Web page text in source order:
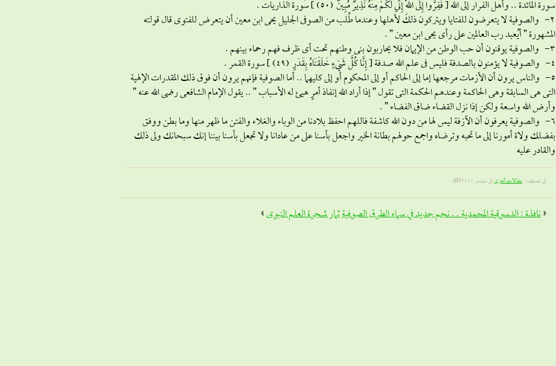
سورة المائدة .. وأهل الفرار إلى الله { فَفِرُّوا إِلَى اللَّهِ إِنِّي لَكُمْ مِنْهُ نَذِيرٌ مُبِينٌ (50) } سورة الذاريات .
2- والصوفية لا يتعرضون للفتايا ويتركون ذلك لأهلها وعندما طُلب من الصوفى الجليل يحى ابن معين أن يتعرض للفتوى قال قولته
المشهورة ” أيُعبد رب العالمين على رأى يحى ابن معين ” .
3- والصوفية يوقنون أن حب الوطن من الإيمان فلا يحاربون بنى وطنهم تحت أى ظرف فهم رحماء بينهم .
4- والصوفية لا يؤمنون بالصدفة فليس فى علم الله صدفة { إِنَّا كُلَّ شَيْءٍ خَلَقْنَاهُ بِقَدَرٍ (49) } سورة القمر .
5- والناس يرون أن الأزمات مرجعها إما إلى الحاكم أو إلى المحكوم أو إلى كليهما .. أما الصوفية فإنهم يرون أن فوق ذلك المقدرات الإلهية
التى هى السابقة وهى الحاكمة وعندهم الحكمة التى تقول ” إذا أراد الله إنفاذ أمرٍ هيئ له الأسباب ” .. يقول الإمام الشافعى رضى الله عنه ”
وأرض الله واسعة ولكن إذا نزل القضاء ضاق الفضاء ” .
6- والصوفية يعرفون أن الآزفة ليس لها من دون الله كاشفة فاللهم احفظ بلادنا من الوباء والغلاء والفتن ما ظهر منها وما بطن ووفق
بفضلك ولاة أمورنا إلى ما تحبه وترضاه واجمع حولهم بطانة الخير واجعل بأسنا على من عادانا ولا تجعل بأسنا بيننا إنك سبحانك ولى ذلك
والقادر عليه
في تصنيف :مقالات أخرىفي سبتمبر 8th, 2010
«نافذة : الدسوقية المحمدية . . نجم جديد في سماء الطرق الصوفيةثمار شجرة العلم النبوى»